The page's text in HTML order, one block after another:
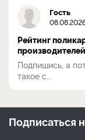
Гость
Рейтинг
Подпишись, а
такое с...
Подписаться